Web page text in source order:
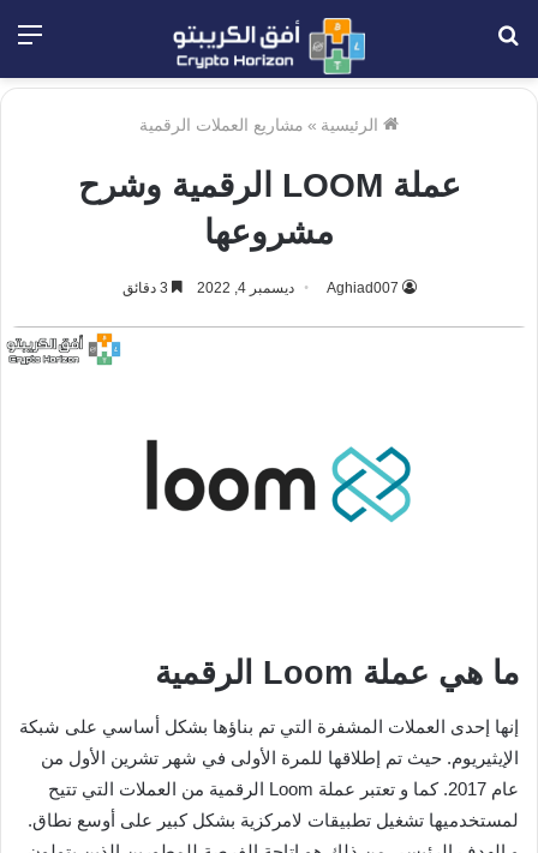
الرئيسية » مشاريع العملات الرقمية
عملة LOOM الرقمية وشرح
مشروعها
Aghiad007 ديسمبر 4, 2022
ما هي عملة Loom الرقمية
إنها إحدى العملات المشفرة التي تم بناؤها بشكل أساسي على شبكة
الإيثيريوم. حيث تم إطلاقها للمرة الأولى في شهر تشرين الأول من
عام 2017. كما و تعتبر عملة Loom الرقمية من العملات التي تتيح
لمستخدميها تشغيل تطبيقات لامركزية بشكل كبير على أوسع نطاق.